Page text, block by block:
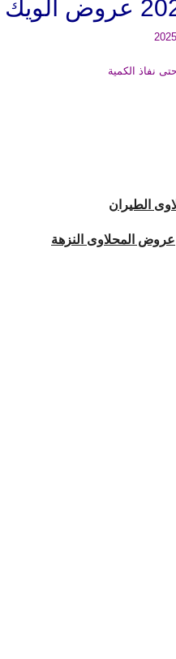
الطيران
عروض المحلاوى النزهة